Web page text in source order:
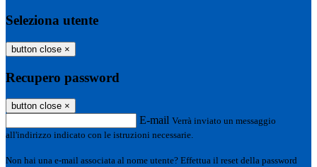
Seleziona utente
button close ×
Recupero password
button close ×
E-mail Verrà inviato un messaggio
all'indirizzo indicato con le istruzioni necessarie.
Non hai una e-mail associata al nome utente? Effettua il reset della password